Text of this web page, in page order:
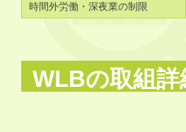
時間外労働・深夜業の制限
WLBの取組詳